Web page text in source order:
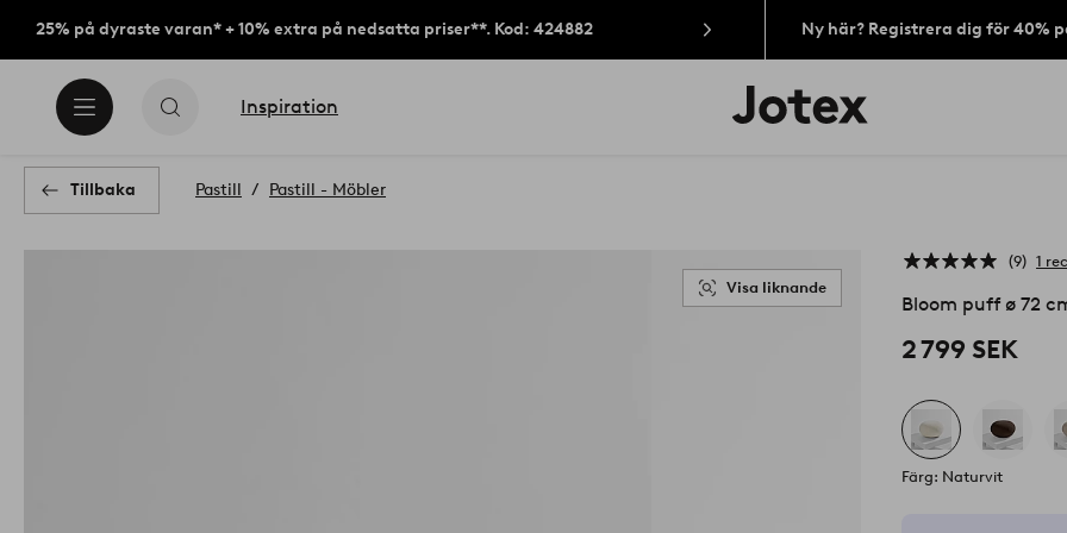
25% på dyraste varan* + 10% extra på nedsatta priser**. Kod: 424882 Ny här? Registrera dig för 40%
Inspiration
Jotex
logotyp
Tillbaka Pastill Pastill - Möbler
Visa liknande
9 1
Bloom puff ø 72
2 799 SEK
Färg: Naturvit